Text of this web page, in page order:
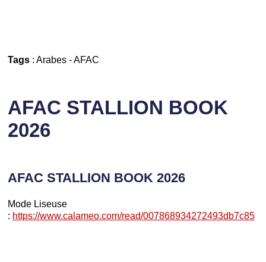
Tags: Arabes-AFAC
AFAC STALLION BOOK
2026
AFAC STALLION BOOK 2026
Mode Liseuse
: https://www.calameo.com/read/007868934272493db7c85